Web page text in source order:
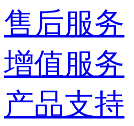
售后服务
增值服务
产品支持